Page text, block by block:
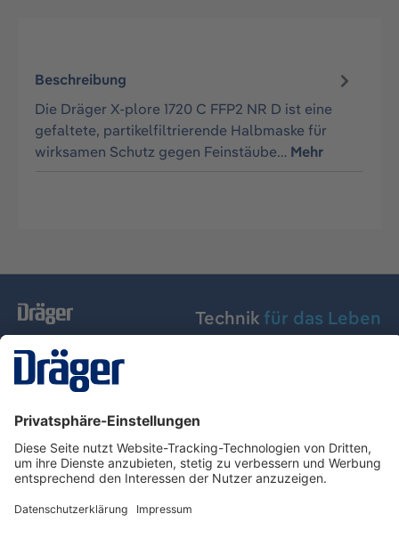
Beschreibung
Die Dräger X-plore 1720 C FFP2 NR D ist eine
gefaltete, partikelfiltrierende Halbmaske für
wirksamen Schutz gegen Feinstäube… Mehr
Technik für das Leben
Dräger Austria GmbH
Über Dräger
Informationen